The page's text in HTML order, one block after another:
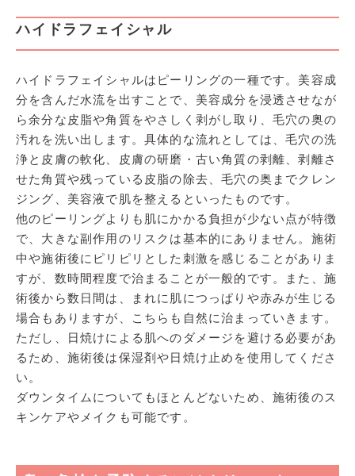
ハイドラフェイシャル
ハイドラフェイシャルはピーリングの一種です。美容成
分を含んだ水流を出すことで、美容成分を浸透させなが
ら余分な皮脂や角質をやさしく剥がし取り、毛穴の奥の
汚れを洗い出します。具体的な流れとしては、毛穴の洗
浄と皮膚の軟化、皮膚の研磨・古い角質の剥離、剥離さ
せた角質や残っている皮脂の除去、毛穴の奥までクレン
ジング、美容液で肌を整えるといったものです。
他のピーリングよりも肌にかかる負担が少ない点が特徴
で、大きな副作用のリスクは基本的にありません。施術
中や施術後にピリピリとした刺激を感じることがありま
すが、数時間程度で治まることが一般的です。また、施
術後から数日間は、まれに肌につっぱりや赤みが生じる
場合もありますが、こちらも自然に治まっていきます。
ただし、日焼けによる肌へのダメージを避ける必要があ
るため、施術後は保湿剤や日焼け止めを使用してくださ
い。
ダウンタイムについてもほとんどないため、施術後のス
キンケアやメイクも可能です。